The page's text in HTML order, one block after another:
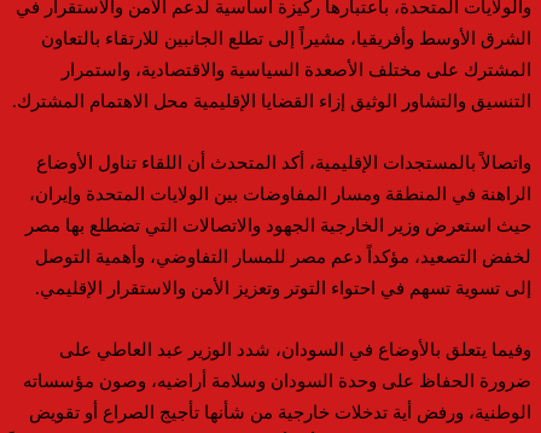
والولايات المتحدة، باعتبارها ركيزة أساسية لدعم الأمن والاستقرار في
الشرق الأوسط وأفريقيا، مشيراً إلى تطلع الجانبين للارتقاء بالتعاون
المشترك على مختلف الأصعدة السياسية والاقتصادية، واستمرار
التنسيق والتشاور الوثيق إزاء القضايا الإقليمية محل الاهتمام المشترك.
واتصالاً بالمستجدات الإقليمية، أكد المتحدث أن اللقاء تناول الأوضاع
الراهنة في المنطقة ومسار المفاوضات بين الولايات المتحدة وإيران،
حيث استعرض وزير الخارجية الجهود والاتصالات التي تضطلع بها مصر
لخفض التصعيد، مؤكداً دعم مصر للمسار التفاوضي، وأهمية التوصل
إلى تسوية تسهم في احتواء التوتر وتعزيز الأمن والاستقرار الإقليمي.
وفيما يتعلق بالأوضاع في السودان، شدد الوزير عبد العاطي على
ضرورة الحفاظ على وحدة السودان وسلامة أراضيه، وصون مؤسساته
الوطنية، ورفض أية تدخلات خارجية من شأنها تأجيج الصراع أو تقويض